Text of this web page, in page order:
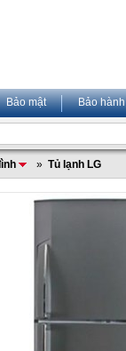
Bảo mật Bảo hành
» Tủ lạnh LG